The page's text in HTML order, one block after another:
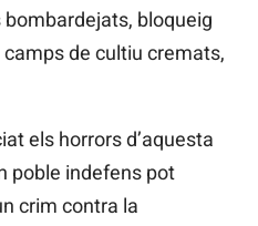
bloqueig
de cultiu cremats,
els horrors d’aquesta
poble indefens pot
crim contra la